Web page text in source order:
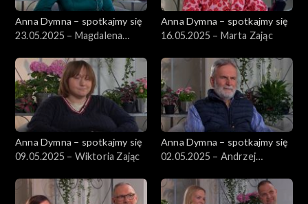
Anna Dymna – spotkajmy się
23.05.2025 – Magdalena
Anna Dymna – spotkajmy się
16.05.2025 – Marta Zając
Anna Dymna – spotkajmy się
09.05.2025 – Wiktoria Zając
Anna Dymna – spotkajmy się
02.05.2025 – Andrzej